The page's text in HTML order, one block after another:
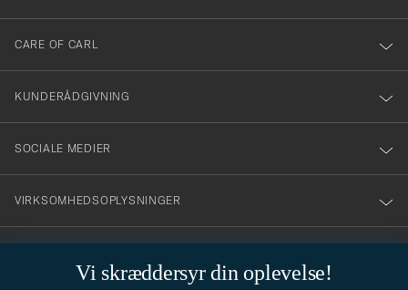
Vi skræddersyr din oplevelse!
dig
till
vårt
nyhetsbrev!
CARE OF CARL
KUNDERÅDGIVNING
SOCIALE MEDIER
VIRKSOMHEDSOPLYSNINGER